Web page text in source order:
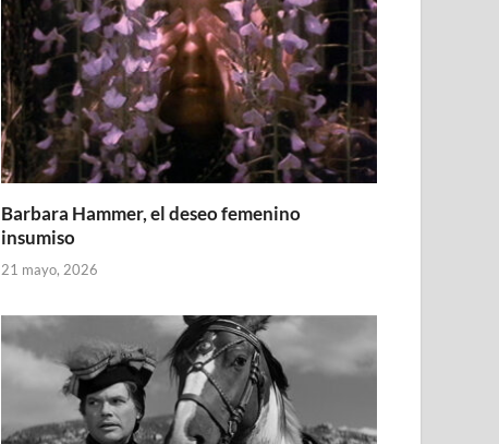
Barbara Hammer, el deseo femenino
insumiso
21 mayo, 2026